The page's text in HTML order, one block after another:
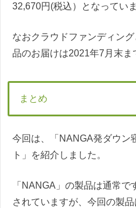
32,670円(税込）となっていま
なおクラウドファンディン
品のお届けは2021年7月末ま
まとめ
今回は、「NANGA発ダウン
ト」を紹介しました。
「NANGA」の製品は通常
されていますが、今回の製